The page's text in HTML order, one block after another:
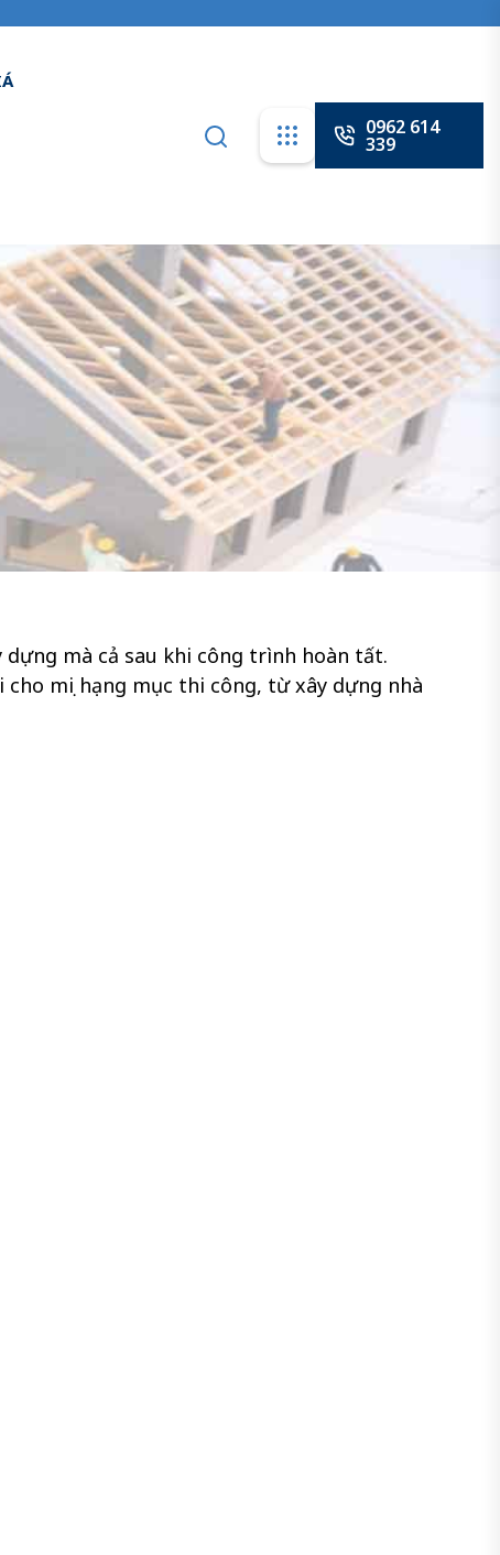
0932 614
339
mà cả sau khi công trình hoàn tất.
mọi hạng mục thi công, từ xây dựng nhà